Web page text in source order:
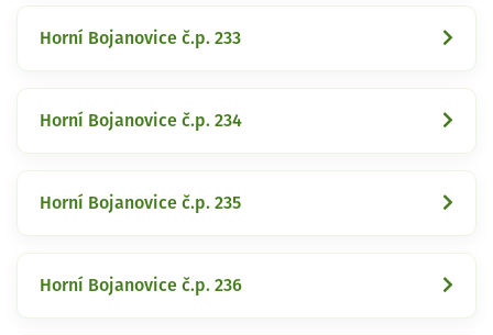
Horní Bojanovice č.p. 233
Horní Bojanovice č.p. 234
Horní Bojanovice č.p. 235
Horní Bojanovice č.p. 236